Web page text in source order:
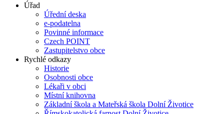
Úřad
Úřední deska
e-podatelna
Povinné informace
Czech POINT
Zastupitelstvo obce
Rychlé odkazy
Historie
Osobnosti obce
Lékaři v obci
Místní knihovna
Základní škola a Mateřská škola Dolní Životice